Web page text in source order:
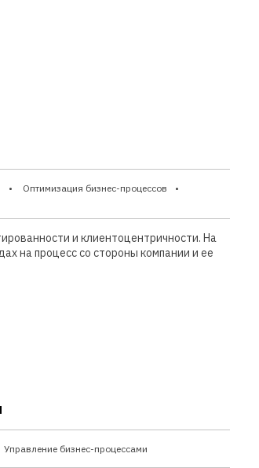
Оптимизация бизнес-процессов
и клиентоцентричности. На
на процесс со стороны компании и ее
Управление бизнес-процессами